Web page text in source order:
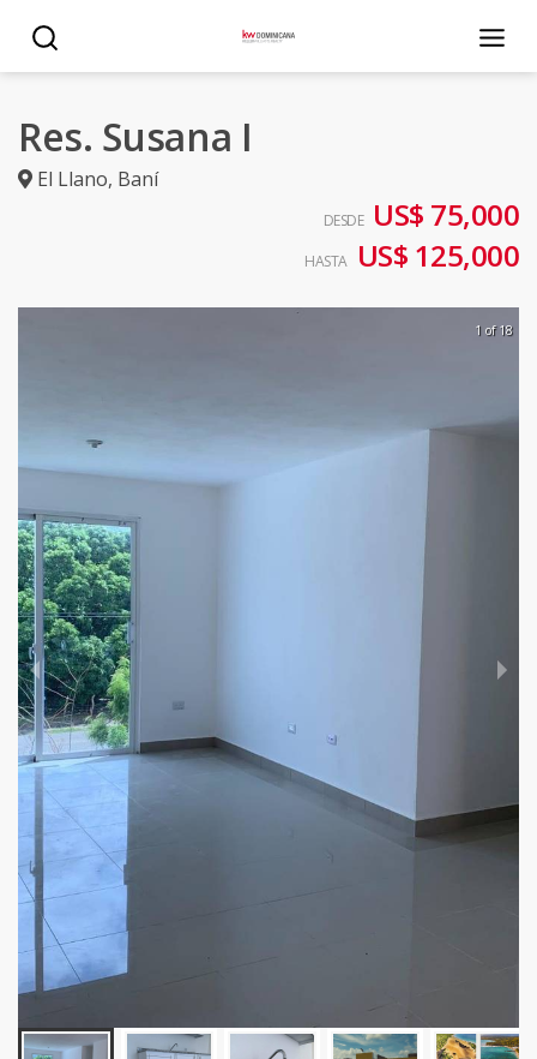
Res. Susana I
El Llano, Baní
DESDE US$ 75,000
HASTA US$ 125,000
1 of 18